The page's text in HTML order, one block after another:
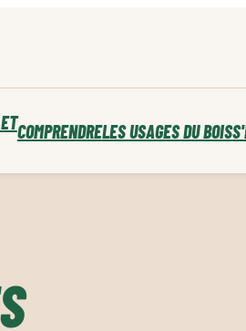
COMPRENDRELES USAGES DU BOIS